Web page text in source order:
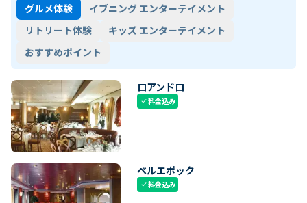
グルメ体験
イブニング エンターテイメント
リトリート体験
キッズ エンターテイメント
おすすめポイント
ロアンドロ
check料金込み
ベルエポック
check料金込み